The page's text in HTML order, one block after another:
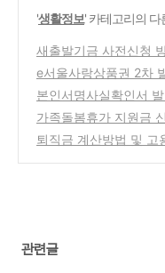
'생활정보' 카테고리의 다
새출발기금 사전신청
e서울사랑상품권 2차
본인서명사실확인서
안내
(0)
가족돌봄휴가 지원금
퇴직금 계산방법 및 고
관련글